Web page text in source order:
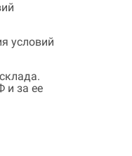
условий
и за ее